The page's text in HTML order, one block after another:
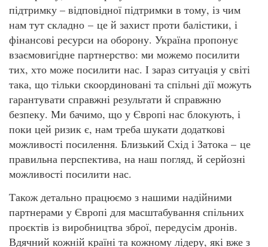
підтримку – відповідної підтримки в тому, із чим
нам тут складно – це й захист проти балістики, і
фінансові ресурси на оборону. Україна пропонує
взаємовигідне партнерство: ми можемо посилити
тих, хто може посилити нас. І зараз ситуація у світі
така, що тільки скоординовані та спільні дії можуть
гарантувати справжні результати й справжню
безпеку. Ми бачимо, що у Європі нас блокують, і
поки цей ризик є, нам треба шукати додаткові
можливості посилення. Близький Схід і Затока – це
правильна перспектива, на наш погляд, й серйозні
можливості посилити нас.
Також детально працюємо з нашими надійними
партнерами у Європі для масштабування спільних
проєктів із виробництва зброї, передусім дронів.
Вдячний кожній країні та кожному лідеру, які вже з